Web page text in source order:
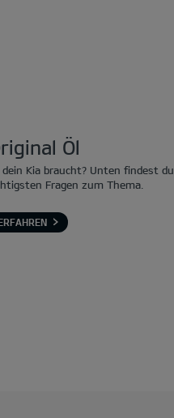
Öl
Kia braucht? Unten findest du
Fragen zum Thema.